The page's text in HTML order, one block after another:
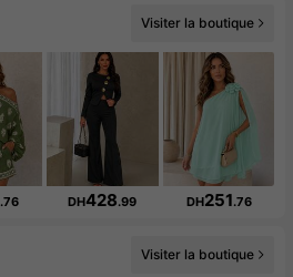
Visiter la boutique
.76 DH428.99 DH251.76
Visiter la boutique